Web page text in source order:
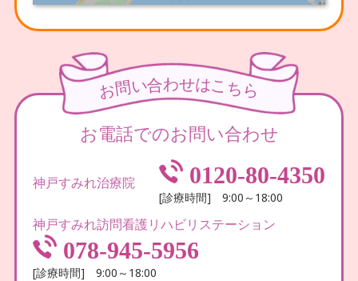
お問い合わせはこ ち ら
お電話でのお問い合わせ
神戸すみれ治療院 0120-80-4350
[診療時間] 9:00～18:00
神戸すみれ訪問看護リハビリステーション
078-945-5956
[診療時間] 9:00～18:00